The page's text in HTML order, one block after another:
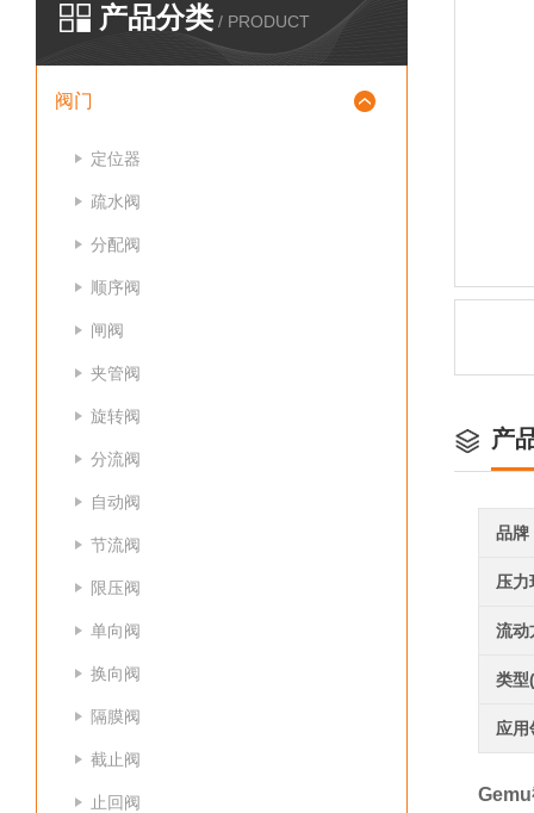
产品分类 / PRODUCT
阀门
定位器
疏水阀
分配阀
顺序阀
闸阀
夹管阀
旋转阀
分流阀
自动阀
节流阀
限压阀
单向阀
换向阀
隔膜阀
截止阀
止回阀
产
品牌
压力
流动
类型
应用